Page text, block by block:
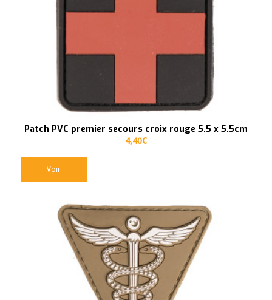
Patch PVC premier secours croix rouge 5.5 x 5.5cm
4,40€
Voir